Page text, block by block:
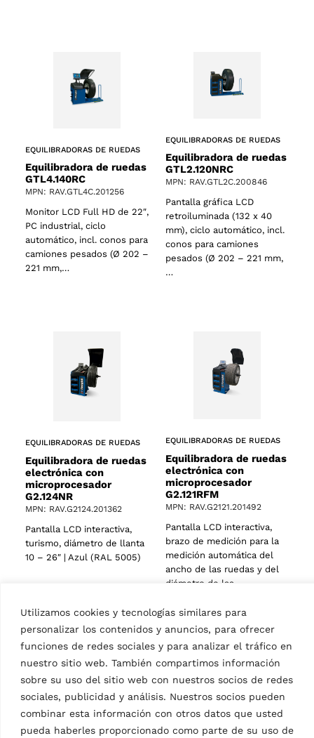
Utilizamos cookies y tecnologías similares para
personalizar los contenidos y anuncios, para ofrecer
funciones de redes sociales y para analizar el tráfico en
nuestro sitio web. También compartimos información
sobre su uso del sitio web con nuestros socios de redes
sociales, publicidad y análisis. Nuestros socios pueden
combinar esta información con otros datos que usted
pueda haberles proporcionado como parte de su uso de
EQUILIBRADORAS DE RUEDAS
Equilibradora de ruedas
GTL4.140RC
MPN: RAV.GTL4C.201256
Monitor LCD Full HD de 22″,
PC industrial, ciclo
automático, incl. conos para
camiones pesados (Ø 202 –
221 mm,…
EQUILIBRADORAS DE RUEDAS
Equilibradora de ruedas
GTL2.120NRC
MPN: RAV.GTL2C.200846
Pantalla gráfica LCD
retroiluminada (132 x 40
mm), ciclo automático, incl.
conos para camiones
pesados (Ø 202 – 221 mm,
…
EQUILIBRADORAS DE RUEDAS
Equilibradora de ruedas
electrónica con
microprocesador
G2.124NR
MPN: RAV.G2124.201362
Pantalla LCD interactiva,
turismo, diámetro de llanta
10 – 26″ | Azul (RAL 5005)
EQUILIBRADORAS DE RUEDAS
Equilibradora de ruedas
electrónica con
microprocesador
G2.121RFM
MPN: RAV.G2121.201492
Pantalla LCD interactiva,
brazo de medición para la
medición automática del
ancho de las ruedas y del
diámetro de las…